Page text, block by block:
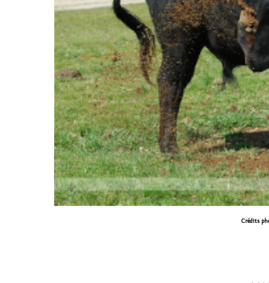
Crédits